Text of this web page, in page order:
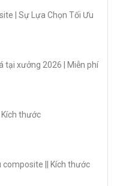
| Sự Lựa Chọn Tối Ưu
tại xưởng 2026 | Miễn phí
thước
composite || Kích thước